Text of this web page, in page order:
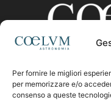
Per fornire le migliori
per memorizzare e/o
consenso a queste